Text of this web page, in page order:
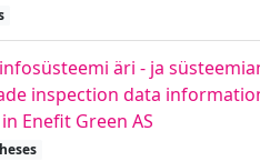
äri - ja
inspection data
Enefit Green AS